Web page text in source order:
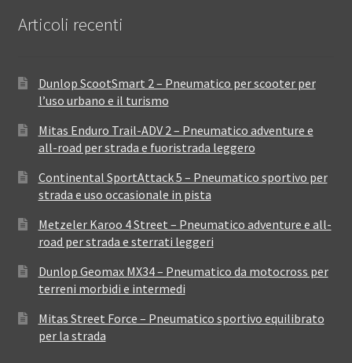
Articoli recenti
Dunlop ScootSmart 2 – Pneumatico per scooter per
l’uso urbano e il turismo
Mitas Enduro Trail-ADV 2 – Pneumatico adventure e
all-road per strada e fuoristrada leggero
Continental SportAttack 5 – Pneumatico sportivo per
strada e uso occasionale in pista
Metzeler Karoo 4 Street – Pneumatico adventure e all-
road per strada e sterrati leggeri
Dunlop Geomax MX34 – Pneumatico da motocross per
terreni morbidi e intermedi
Mitas Street Force – Pneumatico sportivo equilibrato
per la strada